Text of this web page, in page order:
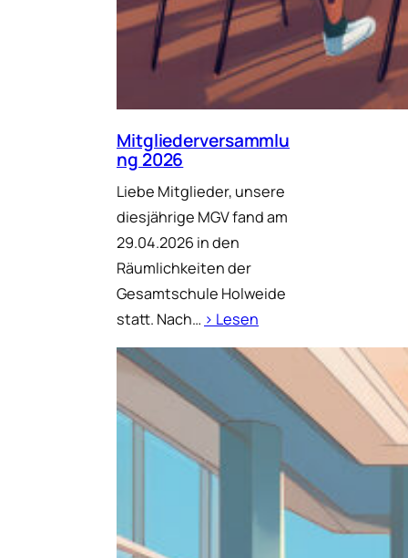
Mitgliederversammlu
ng 2026
Liebe Mitglieder, unsere
diesjährige MGV fand am
29.04.2026 in den
Räumlichkeiten der
Gesamtschule Holweide
statt. Nach… › Lesen